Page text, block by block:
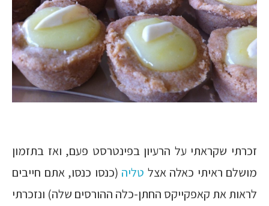
זכרתי שקראתי על הרעיון בפינטרסט פעם, ואז בתזמון
מושלם ראיתי כאלה אצל טליה (כנסו כנסו, אתם חייבים
לראות את קאפקייקס החתן-כלה ההורסים שלה) ונזכרתי